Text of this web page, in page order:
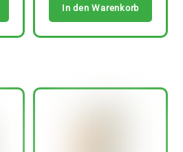
In den Warenkorb